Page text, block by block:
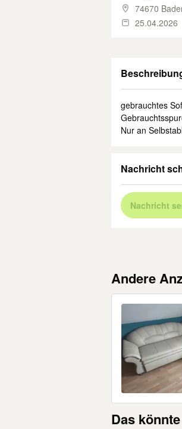
74670
25.04.2026
gebrauchtes
Nur an
Nachricht
Nachricht
Andere
Das